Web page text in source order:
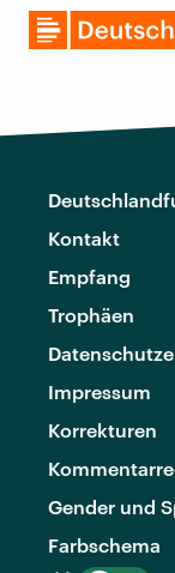
Kontakt
Empfang
Trophäen
Impressum
Korrekturen
Gender und
Farbschema